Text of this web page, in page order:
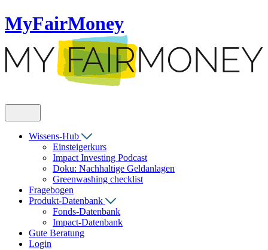
MyFairMoney
Wissens-Hub
Einsteigerkurs
Impact Investing Podcast
Doku: Nachhaltige Geldanlagen
Greenwashing checklist
Fragebogen
Produkt-Datenbank
Fonds-Datenbank
Impact-Datenbank
Gute Beratung
Login